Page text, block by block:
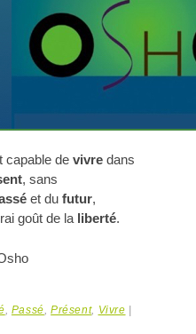
capable de vivre dans
, sans
et du futur,
goût de la liberté.
, Passé,Présent, Vivre